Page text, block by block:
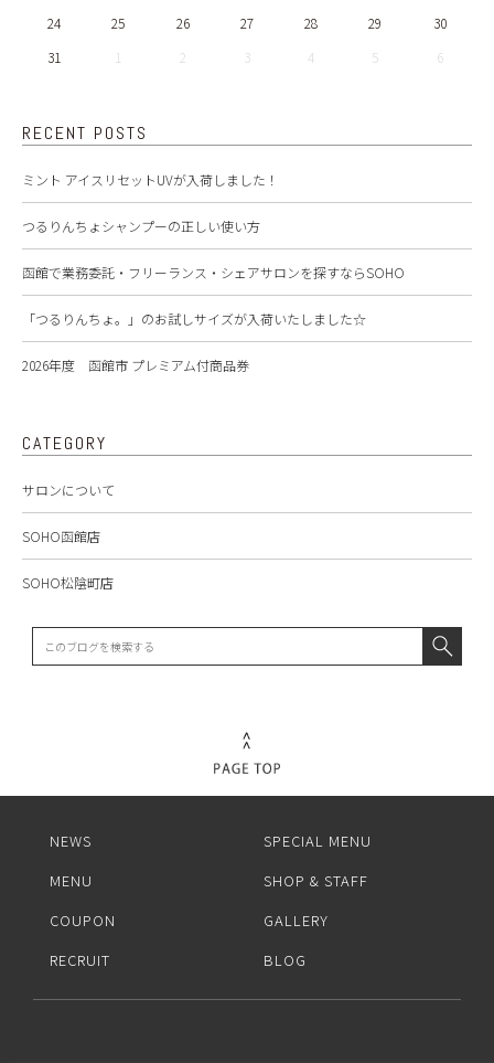
24
25 26 27 28 29
30
31
1 2 3 4 5 6
RECENT POSTS
ミント アイスリセットUVが入荷しました！
つるりんちょシャンプーの正しい使い方
函館で業務委託・フリーランス・シェアサロンを探すならSOHO
「つるりんちょ。」のお試しサイズが入荷いたしました☆
2026年度 函館市 プレミアム付商品券
CATEGORY
サロンについて
SOHO函館店
SOHO松陰町店
NEWS
SPECIAL MENU
MENU
SHOP & STAFF
COUPON
GALLERY
RECRUIT
BLOG